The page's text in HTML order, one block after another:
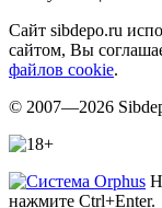
Сайт sibdepo.ru
сайтом, Вы
файлов cookie.
© 2007—2026
нажмите Ctrl+Enter.